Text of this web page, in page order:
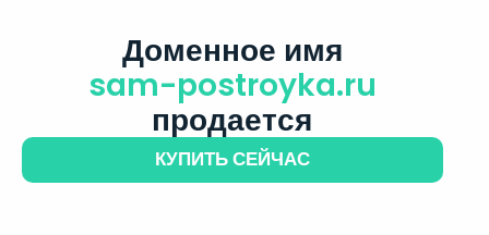
Доменное имя
sam-postroyka.ru
продается
КУПИТЬ СЕЙЧАС